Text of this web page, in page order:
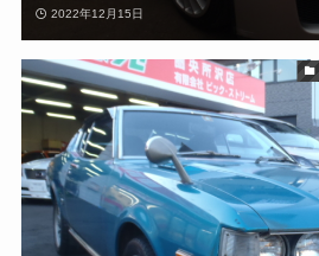
2022年12月15日